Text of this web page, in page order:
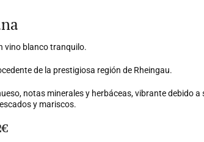
vino blanco tranquilo.
de la prestigiosa región de Rheingau.
notas minerales y herbáceas, vibrante debido
y mariscos.